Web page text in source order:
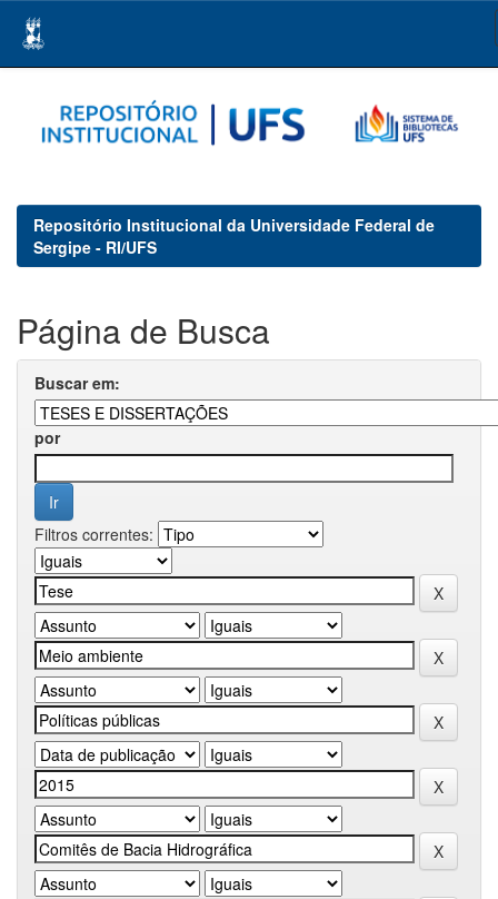
navigation
Repositório Institucional da Universidade Federal de
Sergipe - RI/UFS
Página de Busca
Buscar em:
por
Filtros correntes: